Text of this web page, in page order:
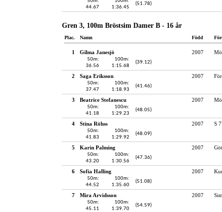
44.67
1:36.45
(51.78)
Gren 3, 100m Bröstsim Damer B - 16 år
Plac. Namn Född
1 Gilma Janesjö 2007
50m:
36.56
100m:
1:15.68
(39.12)
2 Saga Eriksson 2007
50m:
37.47
100m:
1:18.93
(41.46)
3 Beatrice Stefanescu 2007
50m:
41.18
100m:
1:29.23
(48.05)
4 Stina Röhss 2007 S
50m:
41.83
100m:
1:29.92
(48.09)
5 Karin Palming 2007
50m:
43.20
100m:
1:30.56
(47.36)
6 Sofia Halling 2007
50m:
44.52
100m:
1:35.60
(51.08)
7 Mira Arvidsson 2007
50m:
45.11
100m:
1:39.70
(54.59)